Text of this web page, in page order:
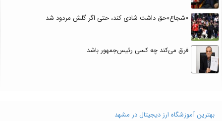
«شجاع»حق داشت شادی کند، حتی اگر گلش مردود شد
فرق می‌کند چه کسی رئیس‌جمهور باشد
بهترین آموزشگاه ارز دیجیتال در مشهد